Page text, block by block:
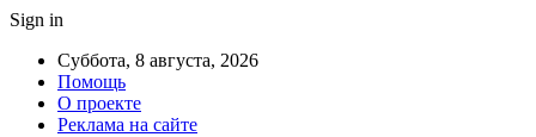
Sign in
Суббота, 8 августа, 2026
Помощь
О проекте
Реклама на сайте